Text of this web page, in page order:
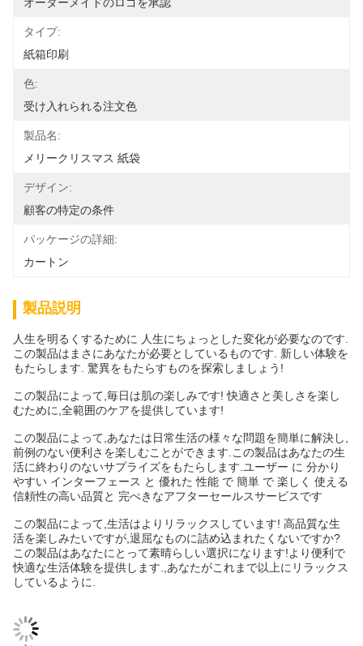
タイプ:
紙箱印刷
色:
受け入れられる注文色
製品名:
メリークリスマス 紙袋
デザイン:
顧客の特定の条件
パッケージの詳細:
カートン
製品説明
人生を明るくするために 人生にちょっとした変化が必要なのです.
この製品はまさにあなたが必要としているものです. 新しい体験を
もたらします. 驚異をもたらすものを探索しましょう!
この製品によって,毎日は肌の楽しみです! 快適さと美しさを楽し
むために,全範囲のケアを提供しています!
この製品によって,あなたは日常生活の様々な問題を簡単に解決し,
前例のない便利さを楽しむことができます.この製品はあなたの生
活に終わりのないサプライズをもたらします.ユーザー に 分かり
やすい インターフェース と 優れた 性能 で 簡単 で 楽しく 使える
信頼性の高い品質と 完ぺきなアフターセールスサービスです
この製品によって,生活はよりリラックスしています! 高品質な生
活を楽しみたいですが,退屈なものに詰め込まれたくないですか?
この製品はあなたにとって素晴らしい選択になります!より便利で
快適な生活体験を提供します.,あなたがこれまで以上にリラックス
しているように.